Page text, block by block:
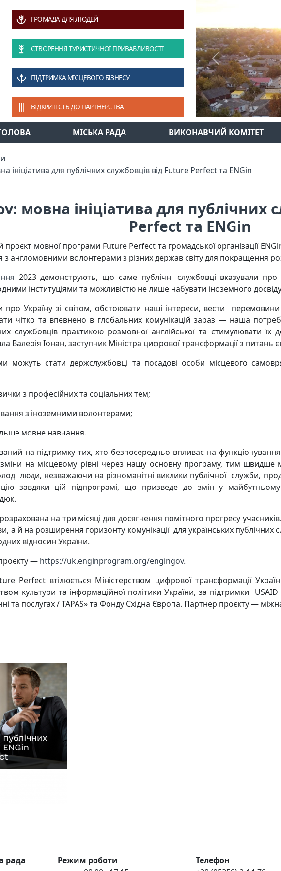
ГРОМАДА ДЛЯ ЛЮДЕЙ
СТВОРЕННЯ ТУРИСТИЧНОЇ ПРИВАБЛИВОСТІ
ПІДТРИМКА МІСЦЕВОГО БІЗНЕСУ
ВІДКРИТІСТЬ ДО ПАРТНЕРСТВА
Previous
МІСЬКА РАДА ВИКОНАВЧИЙ КОМІТЕТ
ініціатива для публічних службовців від Future Perfect та ENGin
мовна ініціатива для публічних
Perfect та ENGin
мовної програми Future Perfect та громадської організації
з англомовними волонтерами з різних держав світу для покращення
2023 демонструють, що саме публічні службовці вказували
інституціями та можливістю не лише набувати іноземного
Україну зі світом, обстоювати наші інтереси, вести перемовини
чітко та впевнено в глобальних комунікацій зараз — наша
службовців практикою розмовної англійської та стимулювати
Валерія Іонан, заступник Міністра цифрової трансформації з питань
можуть стати держслужбовці та посадові особи місцевого
з професійних та соціальних тем;
з іноземними волонтерами;
мовне навчання.
на підтримку тих, хто безпосередньо впливає на
на місцевому рівні через нашу основну програму, тим
люди, незважаючи на різноманітні виклики публічної служби,
завдяки цій підпрограмі, що призведе до змін у
на три місяці для досягнення помітного прогресу
а й на розширення горизонту комунікації для українських
відносин України.
— https://uk.enginprogram.org/engingov.
Perfect втілюється Міністерством цифрової трансформації
культури та інформаційної політики України, за підтримки
та послугах / TAPAS» та Фонду Східна Європа. Партнер проєкту —
рада
Режим роботи
Телефон